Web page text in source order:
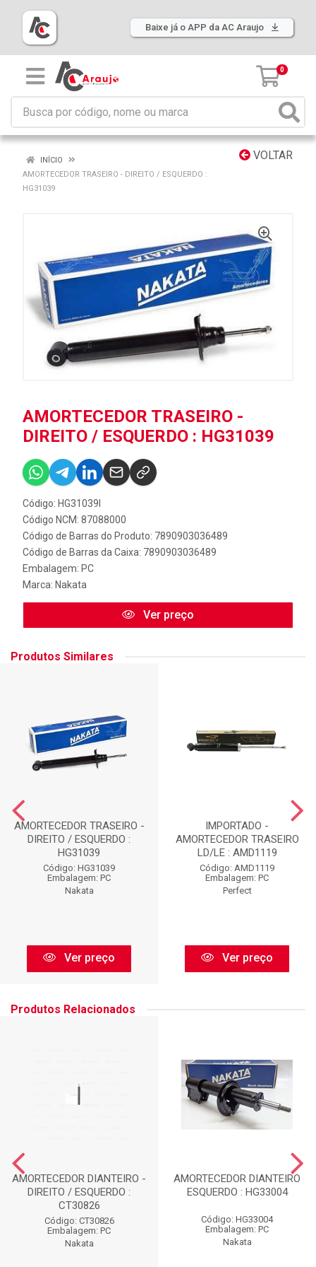
Baixe já o APP da AC Araujo
0
VOLTAR
INÍCIO
AMORTECEDOR TRASEIRO - DIREITO / ESQUERDO :
HG31039
AMORTECEDOR TRASEIRO -
DIREITO / ESQUERDO : HG31039
Código: HG31039I
Código NCM: 87088000
Código de Barras do Produto: 7890903036489
Código de Barras da Caixa: 7890903036489
Embalagem: PC
Marca: Nakata
Ver preço
Produtos Similares
AMORTECEDOR TRASEIRO -
DIREITO / ESQUERDO :
HG31039
Código: HG31039
Embalagem: PC
Nakata
Ver preço
IMPORTADO -
AMORTECEDOR TRASEIRO
LD/LE : AMD1119
Código: AMD1119
Embalagem: PC
Perfect
Ver preço
Produtos Relacionados
AMORTECEDOR DIANTEIRO -
DIREITO / ESQUERDO :
CT30826
Código: CT30826
Embalagem: PC
Nakata
AMORTECEDOR DIANTEIRO
ESQUERDO : HG33004
Código: HG33004
Embalagem: PC
Nakata